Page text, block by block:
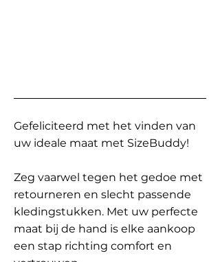
Gefeliciteerd met het vinden van
uw ideale maat met SizeBuddy!
Zeg vaarwel tegen het gedoe met
retourneren en slecht passende
kledingstukken. Met uw perfecte
maat bij de hand is elke aankoop
een stap richting comfort en